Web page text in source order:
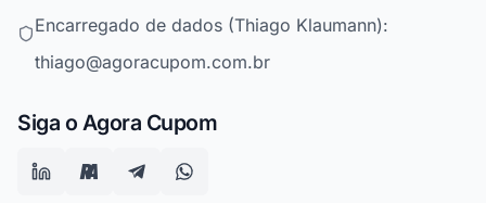
Encarregado de dados (Thiago Klaumann):
thiago@agoracupom.com.br
Siga o Agora Cupom